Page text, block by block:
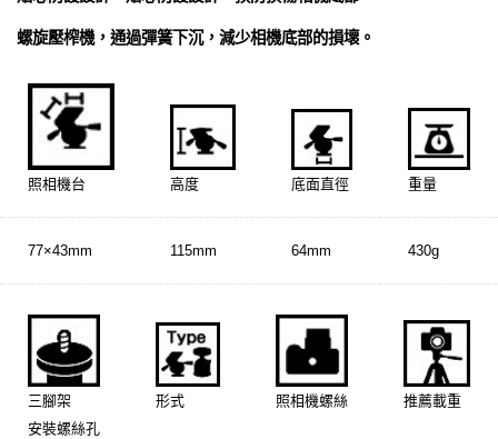
螺旋壓榨機，通過彈簧下沉，減少相機底部的損壞。
照相機台 高度 底面直徑 重量
77×43mm 115mm 64mm 430g
三腳架
安裝螺絲孔
形式 照相機螺絲 推薦載重